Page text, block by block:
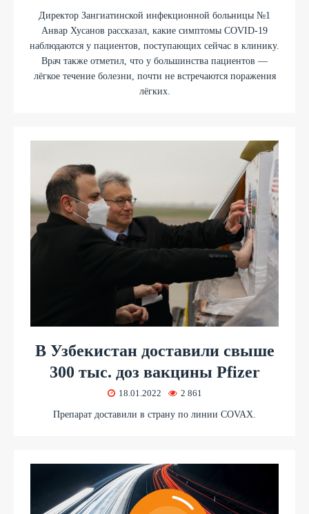
Директор Зангиатинской инфекционной больницы №1
Анвар Хусанов рассказал, какие симптомы COVID-19
наблюдаются у пациентов, поступающих сейчас в клинику.
Врач также отметил, что у большинства пациентов —
лёгкое течение болезни, почти не встречаются поражения
лёгких.
В Узбекистан доставили свыше
300 тыс. доз вакцины Pfizer
18.01.2022 2 861
Препарат доставили в страну по линии COVAX.